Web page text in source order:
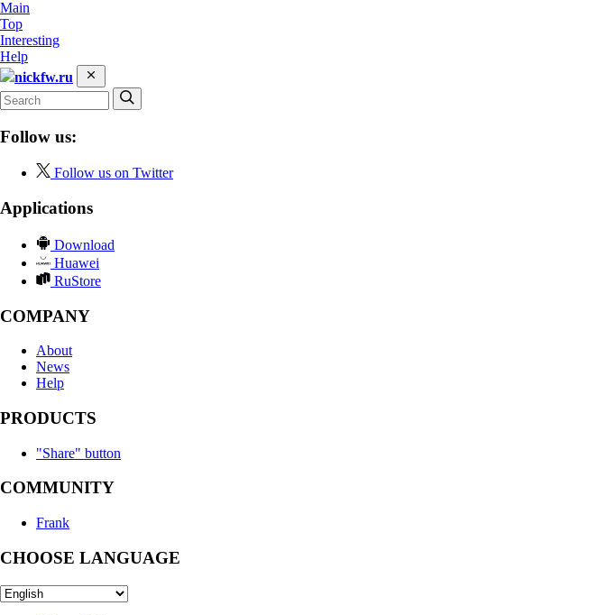
Main
Top
Interesting
Help
nickfw.ru
Follow us:
Follow us on Twitter
Applications
Download
Huawei
RuStore
COMPANY
About
News
Help
PRODUCTS
"Share" button
COMMUNITY
Frank
CHOOSE LANGUAGE